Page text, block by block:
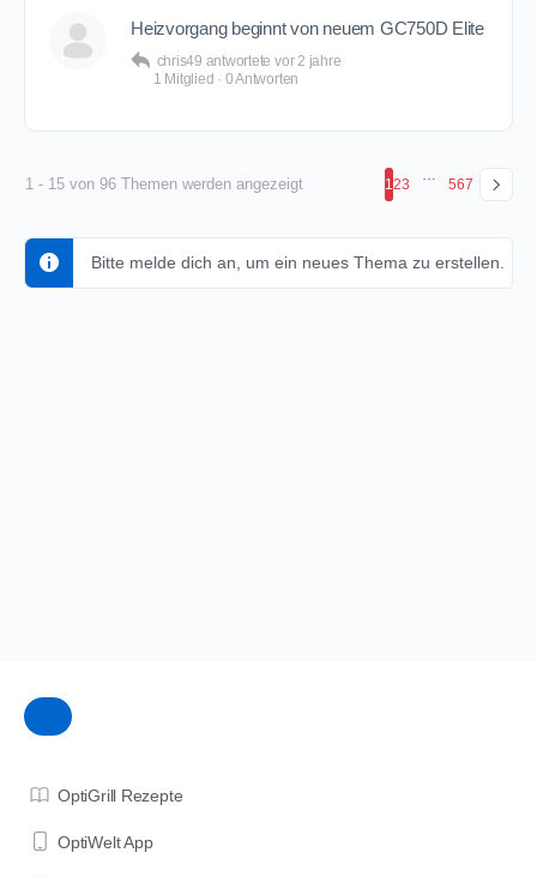
Heizvorgang beginnt von neuem GC750D Elite
chris49 antwortete vor 2 jahre
1 Mitglied · 0 Antworten
1 - 15 von 96 Themen werden angezeigt 1 23 567
Bitte melde dich an, um ein neues Thema zu erstellen.
OptiGrill Rezepte
OptiWelt App